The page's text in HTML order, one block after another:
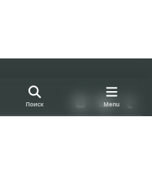
k
o
t
u
Поиск Menu